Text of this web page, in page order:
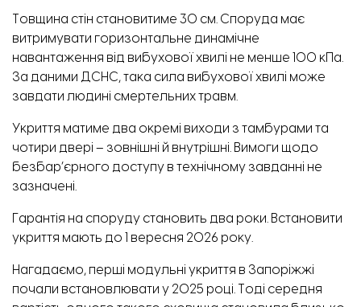
Товщина стін становитиме 30 см. Споруда має
витримувати горизонтальне динамічне
навантаження від вибухової хвилі не менше 100 кПа.
За даними ДСНС, така сила вибухової хвилі може
завдати людині смертельних травм.
Укриття матиме два окремі виходи з тамбурами та
чотири двері – зовнішні й внутрішні. Вимоги щодо
безбар’єрного доступу в технічному завданні не
зазначені.
Гарантія на споруду становить два роки. Встановити
укриття мають до 1 вересня 2026 року.
Нагадаємо, перші модульні укриття в Запоріжжі
почали встановлювати у 2025 році. Тоді середня